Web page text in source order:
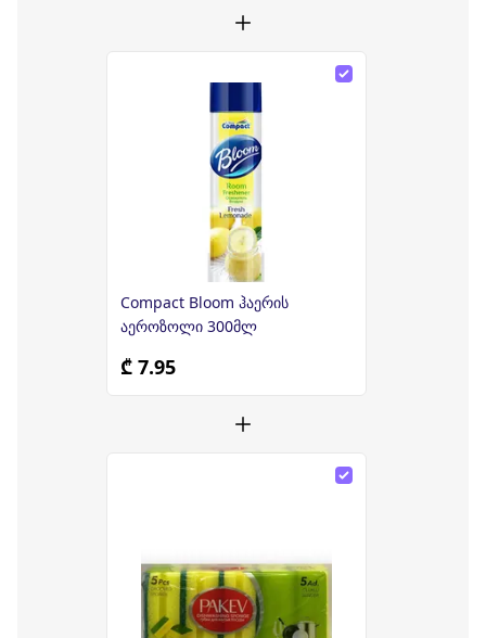
Compact Bloom ჰაერის
აეროზოლი 300მლ
₾ 7.95